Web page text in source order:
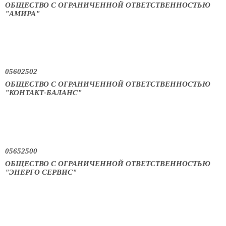
ОБЩЕСТВО С ОГРАНИЧЕННОЙ ОТВЕТСТВЕННОСТЬЮ
"АМИРА"
05602502
ОБЩЕСТВО С ОГРАНИЧЕННОЙ ОТВЕТСТВЕННОСТЬЮ
"КОНТАКТ-БАЛАНС"
05652500
ОБЩЕСТВО С ОГРАНИЧЕННОЙ ОТВЕТСТВЕННОСТЬЮ
"ЭНЕРГО СЕРВИС"